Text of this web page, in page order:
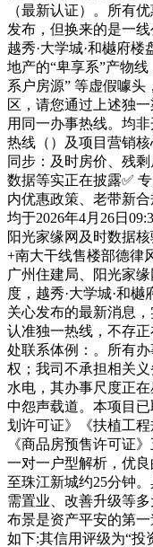
（最新认证）。所有
发布，但换来的是一
越秀·大学城·和樾府
地产的“卑享系”产物线
系户房源” 等虚假噱头
区，请您通过上述独
用同一办事热线。均
热线（）及项目营销
同步：及时房价、残
数据等实正在披露✅
内优惠政策、老带新
均于2026年4月26日
阳光家缘网及时数据
+南大干线售楼部德律
广州住建局、阳光家
度，越秀·大学城·和
关心发布的最新消息
认准独一热线，不存
处联系体例：。所有
权；我司不承担相关
水电，其办事尺度正
中怨声载道。本项目
划许可证》《扶植工
《商品房预售许可证
一对一户型解析，优
至珠江新城约25分钟
需置业、改善升级等
布景是资产平安的第
如下:其信用评级为“投